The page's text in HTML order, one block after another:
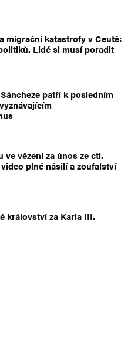
migrační katastrofy v Ceutě:
Lidé si musí poradit
patří k posledním
ve vězení za únos ze cti.
plné násilí a zoufalství
království za Karla III.